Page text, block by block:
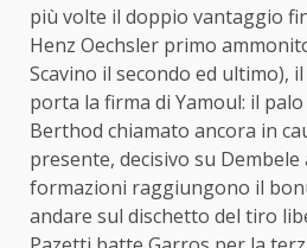
più volte il doppio vantaggio
Henz Oechsler primo
Scavino il secondo ed ultimo),
porta la firma di Yamoul: il palo
Berthod chiamato ancora in
presente, decisivo su
formazioni raggiungono il
andare sul dischetto del tiro